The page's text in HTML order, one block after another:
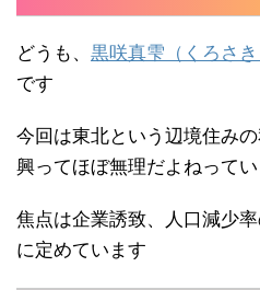
どうも、 黒咲真雫（くろさ
です
今回は東北という辺境住み
興ってほぼ無理だよねって
焦点は企業誘致、人口減少
に定めています